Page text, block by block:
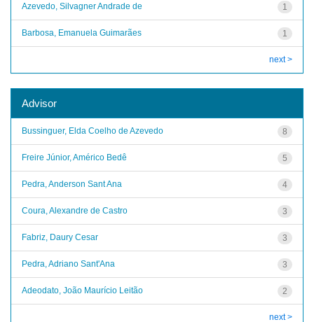
1
Azevedo, Silvagner Andrade de
1
Barbosa, Emanuela Guimarães
next >
Advisor
8
Bussinguer, Elda Coelho de Azevedo
5
Freire Júnior, Américo Bedê
4
Pedra, Anderson Sant Ana
3
Coura, Alexandre de Castro
3
Fabriz, Daury Cesar
3
Pedra, Adriano Sant'Ana
2
Adeodato, João Maurício Leitão
next >